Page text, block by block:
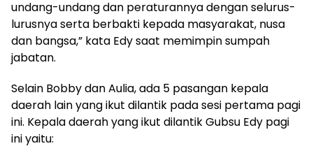
undang-undang dan peraturannya dengan selurus-
lurusnya serta berbakti kepada masyarakat, nusa
dan bangsa,” kata Edy saat memimpin sumpah
jabatan.
Selain Bobby dan Aulia, ada 5 pasangan kepala
daerah lain yang ikut dilantik pada sesi pertama pagi
ini. Kepala daerah yang ikut dilantik Gubsu Edy pagi
ini yaitu: